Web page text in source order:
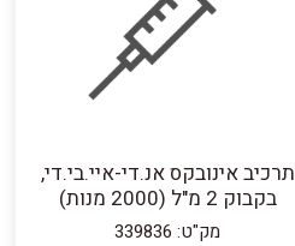
תרכיב אינובקס אנ.די-איי.בי.די,
בקבוק 2 מ"ל (2000 מנות)
מק"ט: 339836